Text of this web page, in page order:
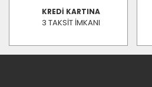
KREDİ KARTINA
3 TAKSİT İMKANI